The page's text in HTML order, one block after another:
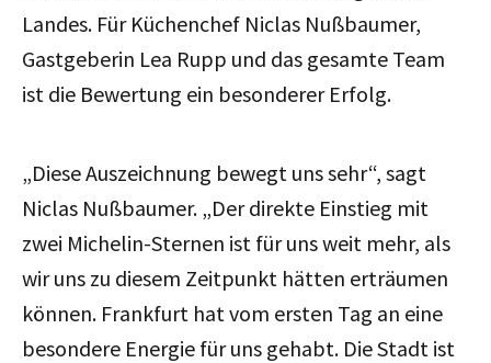
Landes. Für Küchenchef Niclas Nußbaumer,
Gastgeberin Lea Rupp und das gesamte Team
ist die Bewertung ein besonderer Erfolg.
„Diese Auszeichnung bewegt uns sehr“, sagt
Niclas Nußbaumer. „Der direkte Einstieg mit
zwei Michelin-Sternen ist für uns weit mehr, als
wir uns zu diesem Zeitpunkt hätten erträumen
können. Frankfurt hat vom ersten Tag an eine
besondere Energie für uns gehabt. Die Stadt ist